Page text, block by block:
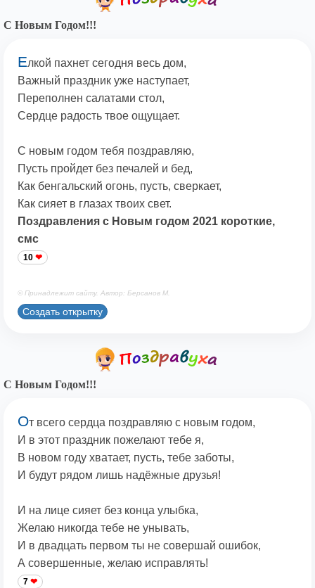
С Новым Годом!!!
Елкой пахнет сегодня весь дом,
Важный праздник уже наступает,
Переполнен салатами стол,
Сердце радость твое ощущает.
С новым годом тебя поздравляю,
Пусть пройдет без печалей и бед,
Как бенгальский огонь, пусть, сверкает,
Как сияет в глазах твоих свет.
Поздравления с Новым годом 2021 короткие,
смс
10
© Принадлежит сайту. Автор: Берсанов М.
Создать открытку
С Новым Годом!!!
От всего сердца поздравляю с новым годом,
И в этот праздник пожелают тебе я,
В новом году хватает, пусть, тебе заботы,
И будут рядом лишь надёжные друзья!
И на лице сияет без конца улыбка,
Желаю никогда тебе не унывать,
И в двадцать первом ты не совершай ошибок,
А совершенные, желаю исправлять!
7